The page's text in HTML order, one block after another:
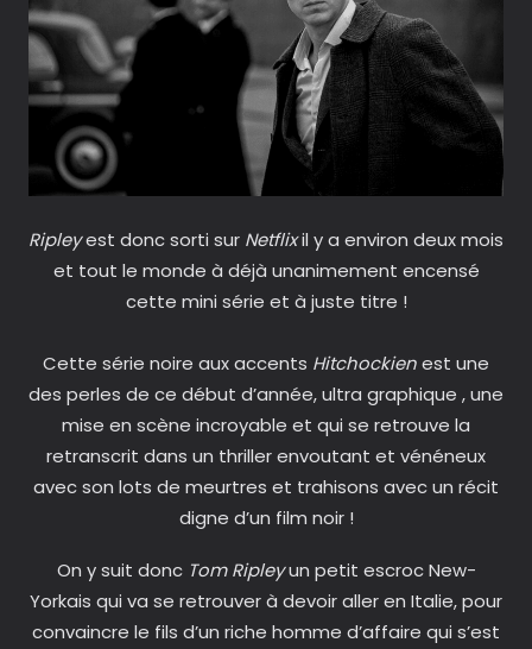
Ripleyest donc sorti sur Netflixil y a environ deux mois
et tout le monde à déjà unanimement encensé
cette mini série et à juste titre !
Cette série noire aux accents Hitchockienest une
des perles de ce début d’année, ultra graphique , une
mise en scène incroyable et qui se retrouve la
retranscrit dans un thriller envoutant et vénéneux
avec son lots de meurtres et trahisons avec un récit
digne d’un film noir !
On y suit donc Tom Ripleyun petit escroc New-
Yorkais qui va se retrouver à devoir aller en Italie, pour
convaincre le fils d’un riche homme d’affaire qui s’est